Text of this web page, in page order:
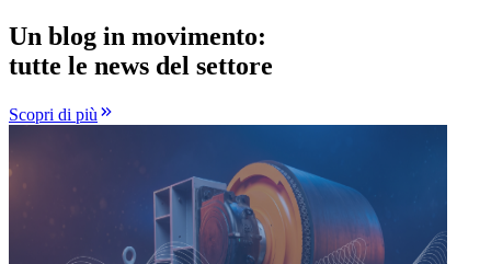
Un blog in movimento:
tutte le news del settore
Scopri di più